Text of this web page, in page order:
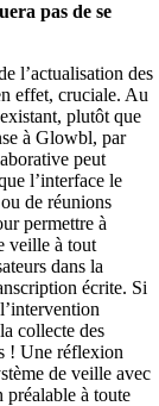
pas de se
l’actualisation des
effet, cruciale. Au
plutôt que
à Glowbl, par
peut
l’interface le
de réunions
permettre à
veille à tout
dans la
écrite. Si
collecte des
! Une réflexion
de veille avec
préalable à toute